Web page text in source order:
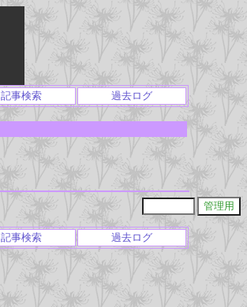
記事検索 過去ログ
記事検索 過去ログ